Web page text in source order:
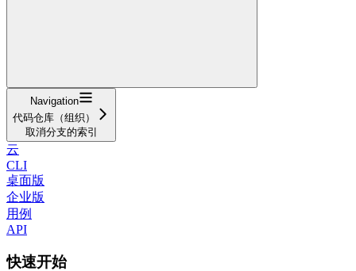
Navigation
代码仓库（组织）
取消分支的索引
云
CLI
桌面版
企业版
用例
API
快速开始